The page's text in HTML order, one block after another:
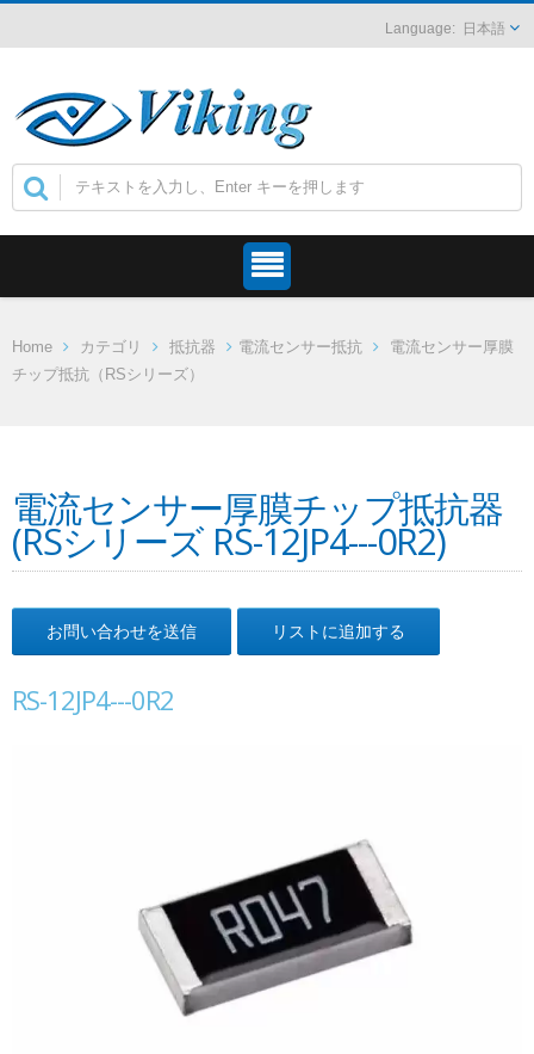
日本語
Home カテゴリ 抵抗器 電流センサー抵抗
電流センサー厚膜
チップ抵抗（RSシリーズ）
電流センサー厚膜チップ抵抗器
(RSシリーズ RS-12JP4---0R2)
お問い合わせを送信 リストに追加する
RS-12JP4---0R2